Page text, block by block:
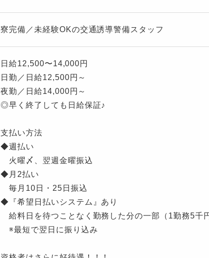
寮完備／未経験OKの交通誘導警備スタッフ
日給12,500〜14,000円
日勤／日給12,500円～
夜勤／日給14,000円～
◎早く終了しても日給保証♪
支払い方法
◆週払い
火曜〆、翌週金曜振込
◆月2払い
毎月10日・25日振込
◆『希望日払いシステム』あり
給料日を待つことなく勤務した分の一部（1勤務5千
※最短で翌日に振り込み